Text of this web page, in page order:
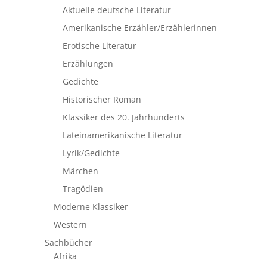
Aktuelle deutsche Literatur
Amerikanische Erzähler/Erzählerinnen
Erotische Literatur
Erzählungen
Gedichte
Historischer Roman
Klassiker des 20. Jahrhunderts
Lateinamerikanische Literatur
Lyrik/Gedichte
Märchen
Tragödien
Moderne Klassiker
Western
Sachbücher
Afrika